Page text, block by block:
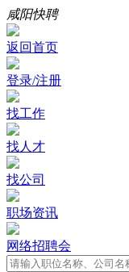
咸阳快聘
返回首页
登录/注册
找工作
找人才
找公司
职场资讯
网络招聘会